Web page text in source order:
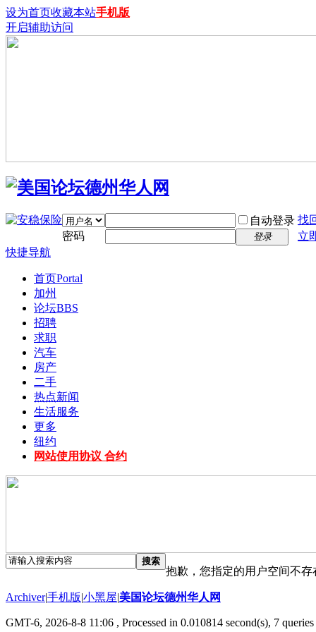
设为首页收藏本站手机版
开启辅助访问
自动登录 找
密码
登录
立
快捷导航
首页Portal
加州
论坛BBS
招聘
求职
汽车
房产
二手
热点新闻
生活服务
更多
纽约
网站使用协议 合约
搜索
抱歉，您指定的用户空间不存
Archiver|手机版|小黑屋|美国论坛德州华人网
GMT-6, 2026-8-8 11:06 , Processed in 0.010814 second(s), 7 queries